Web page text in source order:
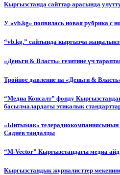
Кыргызстанда сайттар арасында
У «vb.kg» появилась новая рубрика с
“vb.kg.” сайтында кыргызча
«Деньги & Власть» гезитине үч
Тройное давление на «Деньги &
“Медиа Консалт” фонду
басылмалардагы этикалык
«Ынтымак»
Садиев тандалды
“М-Vector” Кыргызстандагы медиа
Кыргызстандык журналисттер